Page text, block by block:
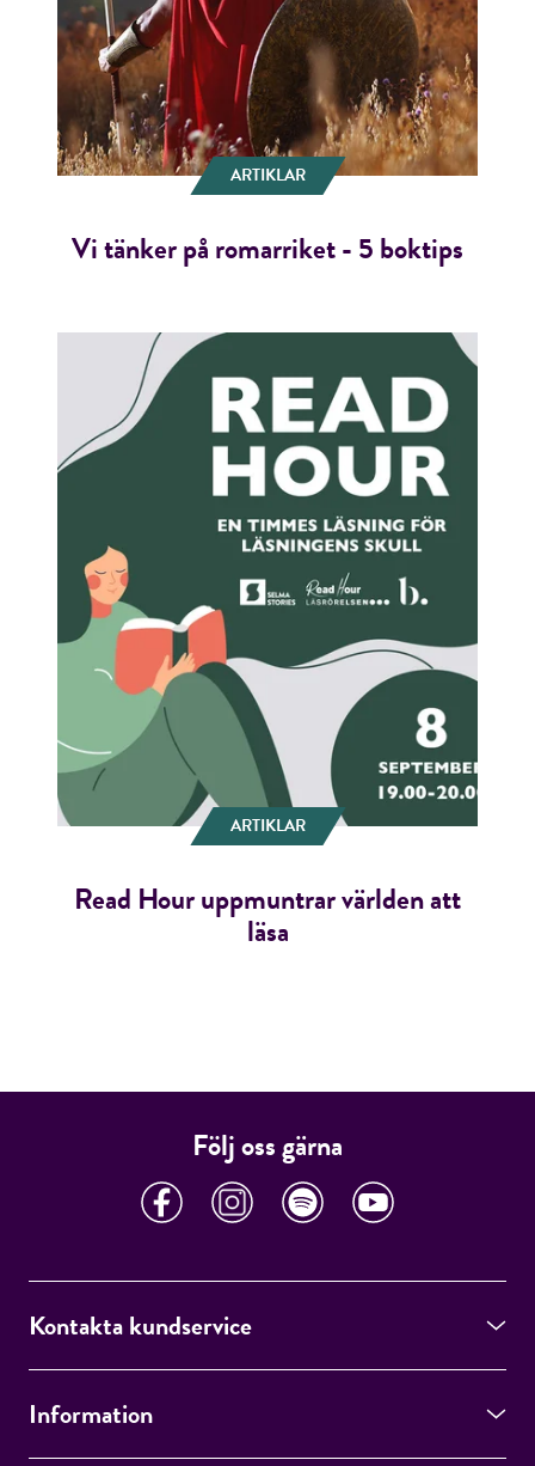
ARTIKLAR
Vi tänker på romarriket - 5 boktips
ARTIKLAR
Read Hour uppmuntrar världen att
läsa
Följ oss gärna
Kontakta kundservice
Information